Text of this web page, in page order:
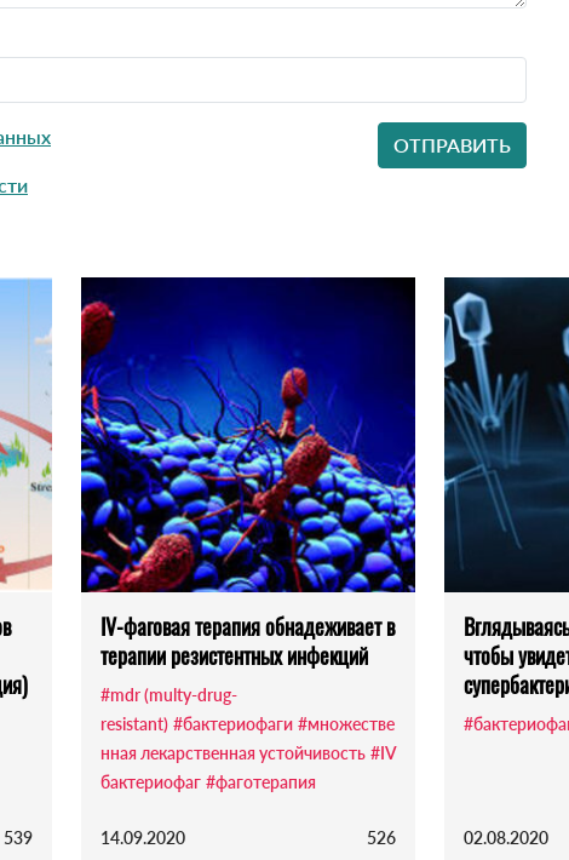
539
IV-фаговая терапия обнадеживает в
терапии резистентных инфекций
#mdr (multy-drug-
resistant) #бактериофаги #множестве
нная лекарственная устойчивость #IV
бактериофаг #фаготерапия
14.09.2020 526
чтобы
02.08.2020